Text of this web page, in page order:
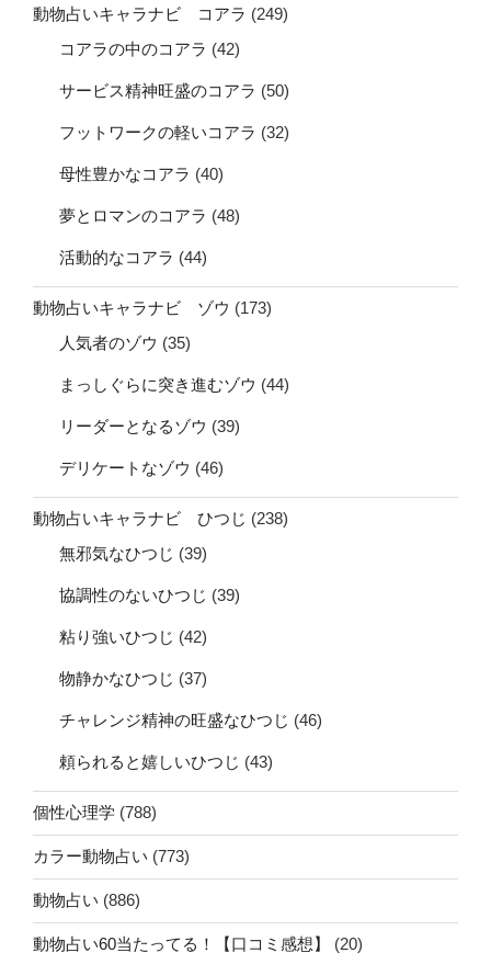
動物占いキャラナビ コアラ (249)
コアラの中のコアラ (42)
サービス精神旺盛のコアラ (50)
フットワークの軽いコアラ (32)
母性豊かなコアラ (40)
夢とロマンのコアラ (48)
活動的なコアラ (44)
動物占いキャラナビ ゾウ (173)
人気者のゾウ (35)
まっしぐらに突き進むゾウ (44)
リーダーとなるゾウ (39)
デリケートなゾウ (46)
動物占いキャラナビ ひつじ (238)
無邪気なひつじ (39)
協調性のないひつじ (39)
粘り強いひつじ (42)
物静かなひつじ (37)
チャレンジ精神の旺盛なひつじ (46)
頼られると嬉しいひつじ (43)
個性心理学 (788)
カラー動物占い (773)
動物占い (886)
動物占い60当たってる！【口コミ感想】 (20)